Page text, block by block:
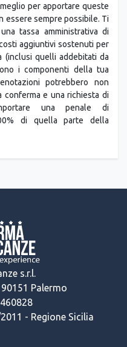
la tua prenotazione di
per apportare queste
essere sempre possibile. Ti
tassa amministrativa di
aggiuntivi sostenuti per
(inclusi quelli addebitati da
i componenti della tua
potrebbero non
conferma e una richiesta di
una penale di
di quella parte della
s.r.l.
Palermo